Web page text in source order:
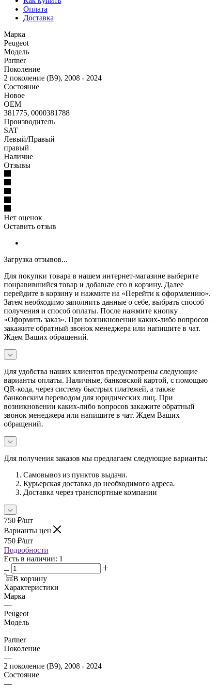
Оплата
Доставка
Марка
Peugeot
Модель
Partner
Поколение
2 поколение (B9), 2008 - 2024
Состояние
Новое
OEM
381775, 0000381788
Производитель
SAT
Левый/Правый
правый
Наличие
Отзывы
Нет оценок
Оставить отзыв
Загрузка отзывов...
Для покупки товара в нашем интернет-магазине выберите
понравившийся товар и добавьте его в корзину. Далее
перейдите в корзину и нажмите на «Перейти к оформлению».
Затем необходимо заполнить данные о себе, выбрать способ
получения и способ оплаты. После нажмите кнопку
«Оформить заказ». При возникновении каких-либо вопросов
закажите обратный звонок менеджера или напишите в чат.
Ждем Ваших обращений.
Для удобства наших клиентов предусмотрены следующие
варианты оплаты. Наличные, банковской картой, с помощью
QR-кода, через систему быстрых платежей, а также
банковским переводом для юридических лиц. При
возникновении каких-либо вопросов закажите обратный
звонок менеджера или напишите в чат. Ждем Ваших
обращений.
Для получения заказов мы предлагаем следующие варианты:
Самовывоз из пунктов выдачи.
Курьерская доставка до необходимого адреса.
Доставка через транспортные компании
750 ₽/шт
Варианты цен
750 ₽/шт
Подробности
Есть в наличии: 1
В корзину
Характеристики
Марка
—
Peugeot
Модель
—
Partner
Поколение
—
2 поколение (B9), 2008 - 2024
Состояние
—